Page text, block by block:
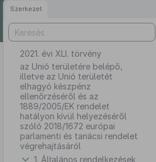
tartalomra
Szerkezet
2021. évi XLI. törvény
az Unió területére belépő,
illetve az Unió területét
elhagyó készpénz
ellenőrzéséről és az
1889/2005/EK rendelet
hatályon kívül helyezéséről
szóló 2018/1672 európai
parlamenti és tanácsi rendelet
végrehajtásáról
1. Általános rendelkezések